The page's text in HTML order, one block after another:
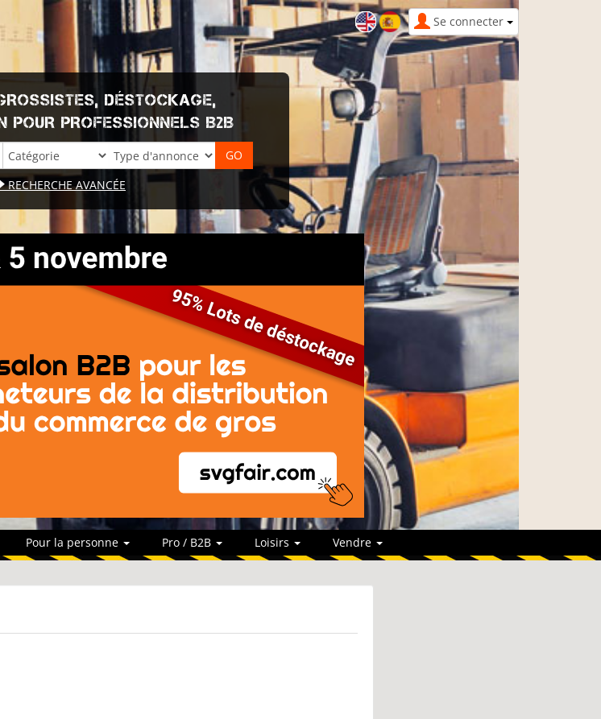
Se connecter
DÉSTOCKAGE,
POUR PROFESSIONNELS B2B
RECHERCHE AVANCÉE
Pour la personne Pro / B2B Loisirs Vendre